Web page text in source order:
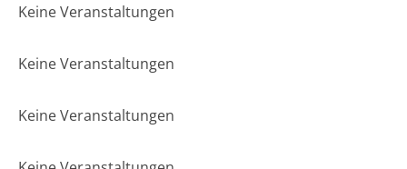
Keine Veranstaltungen
Keine Veranstaltungen
Keine Veranstaltungen